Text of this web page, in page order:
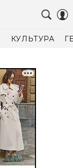
КУЛЬТУРА